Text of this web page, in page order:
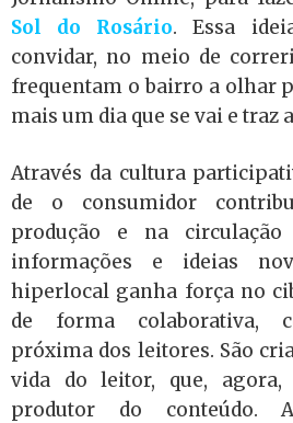
Sol do Rosário. Essa
convidar, no meio de
frequentam o bairro a olhar
mais um dia que se vai e traz
Através da cultura
de o consumidor
produção e na circulação
informações e ideias
hiperlocal ganha força no
de forma colaborativa,
próxima dos leitores. São
vida do leitor, que, agora,
produtor do conteúdo.